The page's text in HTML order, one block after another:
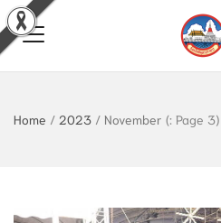
Home / 2023 / November (: Page 3)